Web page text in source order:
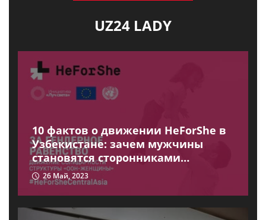
UZ24 LADY
10 фактов о движении HeForShe в
Узбекистане: зачем мужчины
становятся сторонниками
движения?
26 Май, 2023